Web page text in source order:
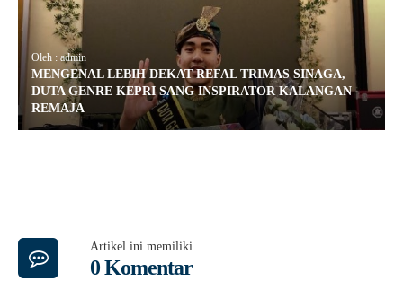
Oleh : admin
MENGENAL LEBIH DEKAT REFAL TRIMAS SINAGA,
DUTA GENRE KEPRI SANG INSPIRATOR KALANGAN
REMAJA
Artikel ini memiliki
0 Komentar